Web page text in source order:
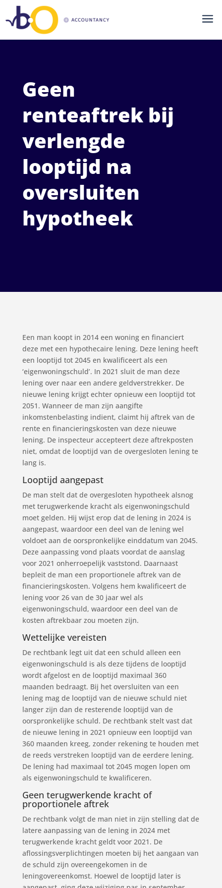
a
Geen
renteaftrek bij
verlengde
looptijd na
oversluiten
hypotheek
Een man koopt in 2014 een woning en financiert
deze met een hypothecaire lening. Deze lening heeft
een looptijd tot 2045 en kwalificeert als een
‘eigenwoningschuld’. In 2021 sluit de man deze
lening over naar een andere geldverstrekker. De
nieuwe lening krijgt echter opnieuw een looptijd tot
2051. Wanneer de man zijn aangifte
inkomstenbelasting indient, claimt hij aftrek van de
rente en financieringskosten van deze nieuwe
lening. De inspecteur accepteert deze aftrekposten
niet, omdat de looptijd van de overgesloten lening te
lang is.
Looptijd aangepast
De man stelt dat de overgesloten hypotheek alsnog
met terugwerkende kracht als eigenwoningschuld
moet gelden. Hij wijst erop dat de lening in 2024 is
aangepast, waardoor een deel van de lening wel
voldoet aan de oorspronkelijke einddatum van 2045.
Deze aanpassing vond plaats voordat de aanslag
voor 2021 onherroepelijk vaststond. Daarnaast
bepleit de man een proportionele aftrek van de
financieringskosten. Volgens hem kwalificeert de
lening voor 26 van de 30 jaar wel als
eigenwoningschuld, waardoor een deel van de
kosten aftrekbaar zou moeten zijn.
Wettelijke vereisten
De rechtbank legt uit dat een schuld alleen een
eigenwoningschuld is als deze tijdens de looptijd
wordt afgelost en de looptijd maximaal 360
maanden bedraagt. Bij het oversluiten van een
lening mag de looptijd van de nieuwe schuld niet
langer zijn dan de resterende looptijd van de
oorspronkelijke schuld. De rechtbank stelt vast dat
de nieuwe lening in 2021 opnieuw een looptijd van
360 maanden kreeg, zonder rekening te houden met
de reeds verstreken looptijd van de eerdere lening.
De lening had maximaal tot 2045 mogen lopen om
als eigenwoningschuld te kwalificeren.
Geen terugwerkende kracht of
proportionele aftrek
De rechtbank volgt de man niet in zijn stelling dat de
latere aanpassing van de lening in 2024 met
terugwerkende kracht geldt voor 2021. De
aflossingsverplichtingen moeten bij het aangaan van
de schuld zijn overeengekomen in de
leningovereenkomst. Hoewel de looptijd later is